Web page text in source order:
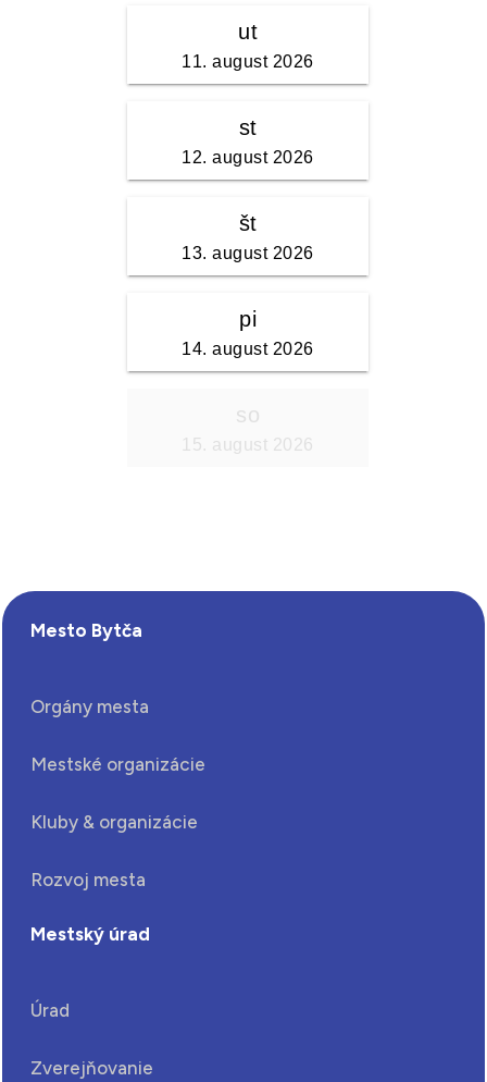
Mesto Bytča
Orgány mesta
Mestské organizácie
Kluby & organizácie
Rozvoj mesta
Mestský úrad
Úrad
Zverejňovanie